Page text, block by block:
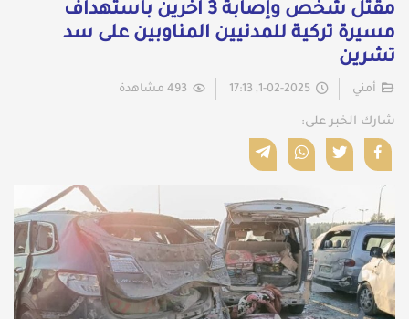
السلطة في بيروت بـ"خدمة إسرائيل"
بسبب موجة الحر والجفاف... فرنسا توقف تشغيل 3
مفاعلات نووية
ضبط شحنة أدوية مخدرة في عجلة سورية بمنفذ الوليد
العراقي
مقتل شخص وإصابة 3 آخرين باستهداف
مسيرة تركية للمدنيين المناوبين على سد
تشرين
أمني
شارك الخبر على: